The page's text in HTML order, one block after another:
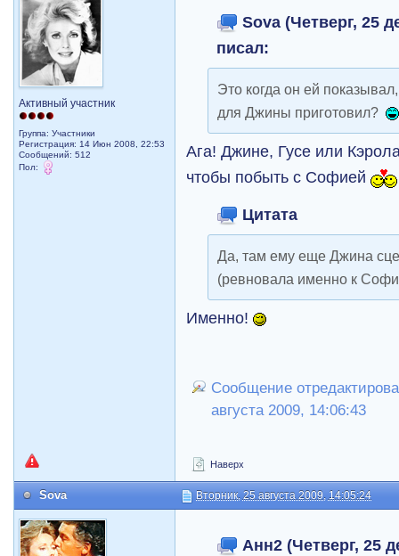
Активный участник
Группа: Участники
Регистрация: 14 Июн 2008, 22:53
Сообщений: 512
Пол:
Sova (Четверг, 25
писал:
Это когда он ей
для Джины приготовил?
Ага! Джине, Гусе или
чтобы побыть с Софией
Цитата
Да, там ему еще Джина
(ревновала именно к
Именно!
Сообщение
августа 2009, 14:06:43
Наверх
Sova Вторник, 25 августа 2009, 14:05:24
Анн2 (Четверг, 25